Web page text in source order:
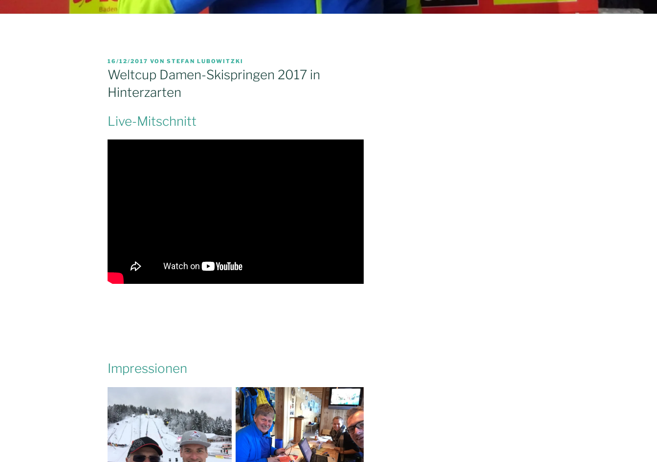
VERÖFFENTLICHT
AM
16/12/2017 VON STEFAN LUBOWITZKI
Weltcup Damen-Skispringen 2017 in
Hinterzarten
Live-Mitschnitt
Impressionen